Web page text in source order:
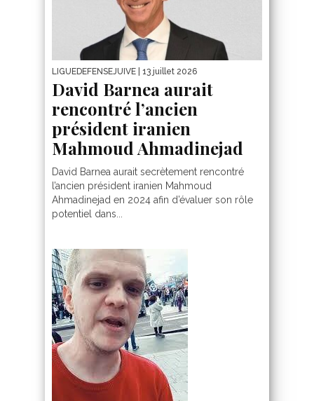
LIGUEDEFENSEJUIVE | 13 juillet 2026
David Barnea aurait
rencontré l’ancien
président iranien
Mahmoud Ahmadinejad
David Barnea aurait secrètement rencontré
l’ancien président iranien Mahmoud
Ahmadinejad en 2024 afin d’évaluer son rôle
potentiel dans...